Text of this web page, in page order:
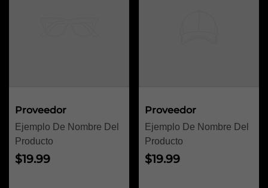
Proveedor:
Proveedor
Ejemplo De Nombre Del
Producto
Precio
$19.99
Proveedor:
Proveedor
Ejemplo De Nombre Del
Producto
Precio
$19.99